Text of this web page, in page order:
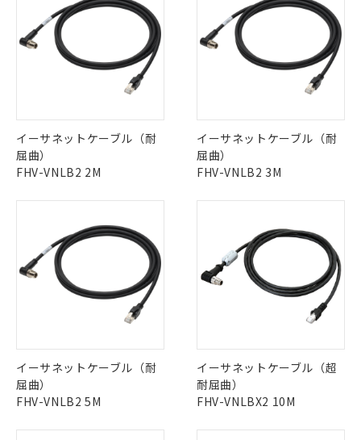
イーサネットケーブル（耐
屈曲）
FHV-VNLB2 2M
イーサネットケーブル（耐
屈曲）
FHV-VNLB2 3M
イーサネットケーブル（耐
屈曲）
FHV-VNLB2 5M
イーサネットケーブル（超
耐屈曲）
FHV-VNLBX2 10M